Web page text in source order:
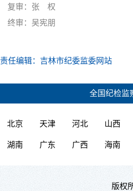
复审：张 权
终审：吴宪朋
责任编辑：吉林市纪委监委网站
全国纪检监
北京 天津 河北 山西
湖南 广东 广西 海南
版权